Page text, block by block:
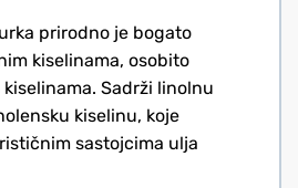
prirodno je bogato
kiselinama, osobito
Sadrži linolnu
kiselinu, koje
sastojcima ulja